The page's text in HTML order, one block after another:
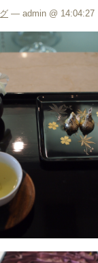
— admin @ 14:04:27